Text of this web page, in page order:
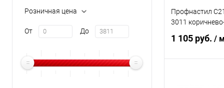
Розничная цена
От До
Профнастил
3011
1 105 руб. /